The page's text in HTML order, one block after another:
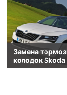
Замена
колодок Skoda